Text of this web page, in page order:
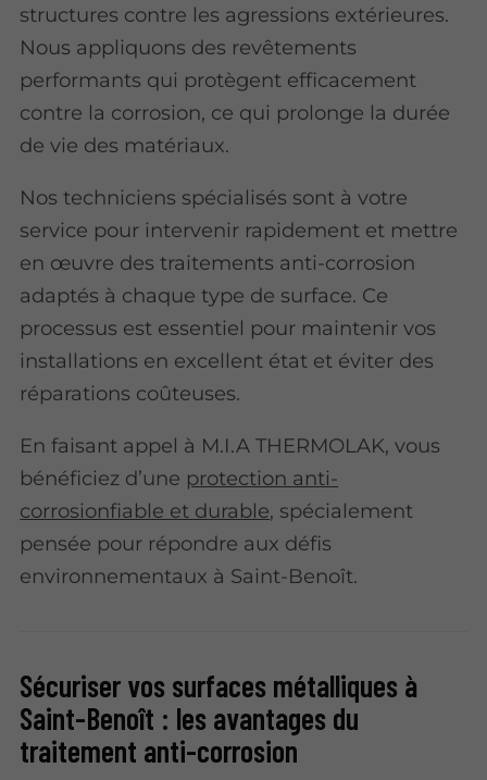
structures contre les agressions extérieures.
Nous appliquons des revêtements
performants qui protègent efficacement
contre la corrosion, ce qui prolonge la durée
de vie des matériaux.
Nos techniciens spécialisés sont à votre
service pour intervenir rapidement et mettre
en œuvre des traitements anti-corrosion
adaptés à chaque type de surface. Ce
processus est essentiel pour maintenir vos
installations en excellent état et éviter des
réparations coûteuses.
En faisant appel à M.I.A THERMOLAK, vous
bénéficiez d’une protection anti-
corrosionfiable et durable, spécialement
pensée pour répondre aux défis
environnementaux à Saint-Benoît.
Sécuriser vos surfaces métalliques à
Saint-Benoît : les avantages du
traitement anti-corrosion